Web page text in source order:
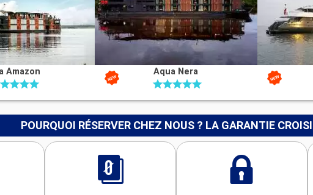
Amazon Aqua Nera
POURQUOI RÉSERVER CHEZ NOUS ? LA GARANTIE